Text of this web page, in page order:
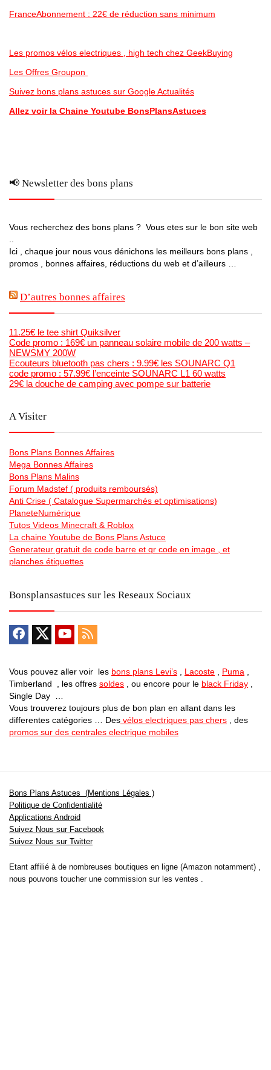
FranceAbonnement : 22€ de réduction sans minimum
Les promos vélos electriques , high tech chez GeekBuying
Les Offres Groupon
Suivez bons plans astuces sur Google Actualités
Allez voir la Chaine Youtube BonsPlansAstuces
📢 Newsletter des bons plans
Vous recherchez des bons plans ? Vous etes sur le bon site web
Ici , chaque jour nous vous dénichons les meilleurs bons plans ,
promos , bonnes affaires, réductions du web et d’ailleurs …
D’autres bonnes affaires
11.25€ le tee shirt Quiksilver
Code promo : 169€ un panneau solaire mobile de 200 watts –
NEWSMY 200W
Ecouteurs bluetooth pas chers : 9.99€ les SOUNARC Q1
code promo : 57.99€ l’enceinte SOUNARC L1 60 watts
29€ la douche de camping avec pompe sur batterie
A Visiter
Bons Plans Bonnes Affaires
Mega Bonnes Affaires
Bons Plans Malins
Forum Madstef ( produits remboursés)
Anti Crise ( Catalogue Supermarchés et optimisations)
PlaneteNumérique
Tutos Videos Minecraft & Roblox
La chaine Youtube de Bons Plans Astuce
Generateur gratuit de code barre et qr code en image , et
planches étiquettes
Bonsplansastuces sur les Reseaux Sociaux
Vous pouvez aller voir les bons plans Levi’s Lacoste Puma
Timberland , les offres soldes , ou encore pour le black Friday
Single Day …
Vous trouverez toujours plus de bon plan en allant dans les
differentes catégories … Des vélos electriques pas chers , des
promos sur des centrales electrique mobiles
Bons Plans Astuces (Mentions Légales )
Politique de Confidentialité
Applications Android
Suivez Nous sur Facebook
Suivez Nous sur Twitter
Etant affilié à de nombreuses boutiques en ligne (Amazon notamment) ,
nous pouvons toucher une commission sur les ventes .